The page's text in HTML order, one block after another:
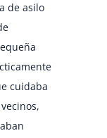
de asilo
cuidaba